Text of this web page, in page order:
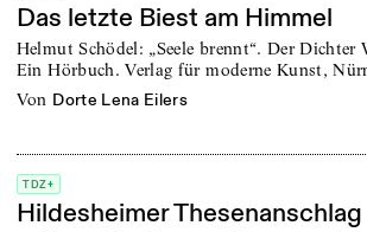
Das letzte Biest am Himmel
Helmut Schödel: „Seele brennt“. Der Dichter
Ein Hörbuch. Verlag für moderne Kunst,
von Dorte Lena Eilers
TDZ+
Hildesheimer Thesenanschlag